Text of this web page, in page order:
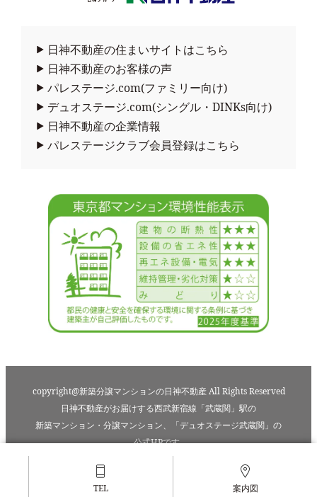
案内図
TEL
日神不動産の住まいサイトはこちら
日神不動産のお客様の声
パレステージ.com(ファミリー向け)
デュオステージ.com(シングル・DINKs向け)
日神不動産の企業情報
パレステージクラブ会員登録はこちら
copyright@新築分譲マンションの日神不動産 All Rights Reserved
日神不動産がお届けする西武新宿線「武蔵関」駅の
新築マンション・分譲マンション、「デュオステージ武蔵関」の
公式HPです｡